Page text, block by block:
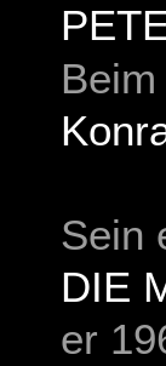
Sein
DIE
er